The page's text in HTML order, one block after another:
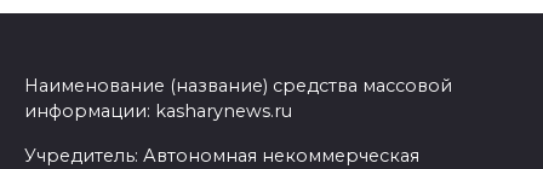
Наименование (название) средства массовой
информации: kasharynews.ru
Учредитель: Автономная некоммерческая